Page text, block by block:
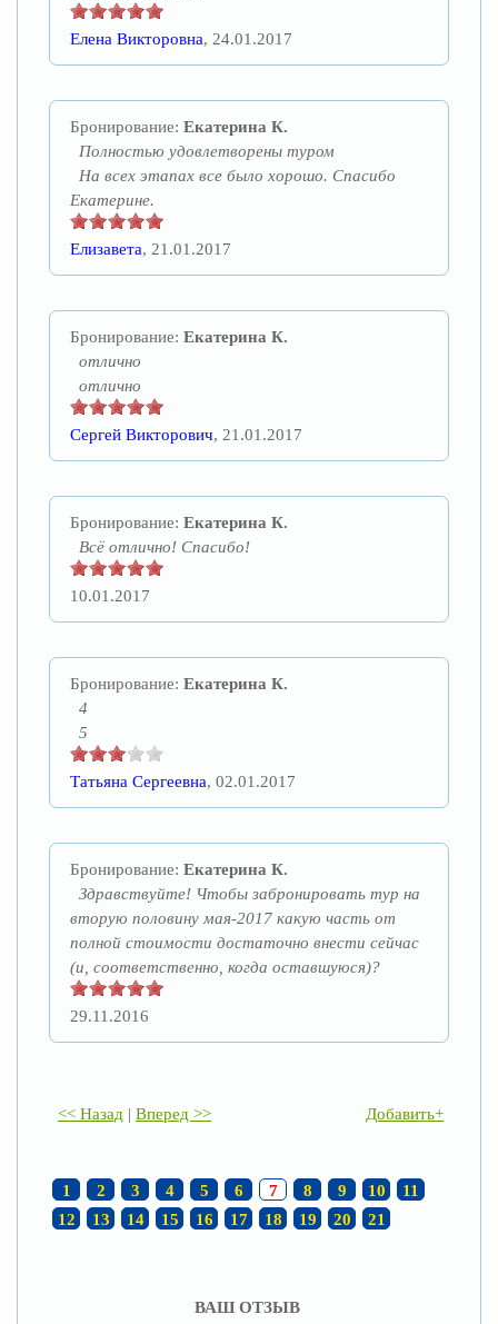
Елена Викторовна, 24.01.2017
Бронирование: Екатерина К.
Полностью удовлетворены туром
На всех этапах все было хорошо. Спасибо
Екатерине.
Елизавета, 21.01.2017
Бронирование: Екатерина К.
отлично
отлично
Сергей Викторович, 21.01.2017
Бронирование: Екатерина К.
Всё отлично! Спасибо!
10.01.2017
Бронирование: Екатерина К.
4
5
Татьяна Сергеевна, 02.01.2017
Бронирование: Екатерина К.
Здравствуйте! Чтобы забронировать тур на
вторую половину мая-2017 какую часть от
полной стоимости достаточно внести сейчас
(и, соответственно, когда оставшуюся)?
29.11.2016
<< Назад | Вперед >> Добавить+
1 2 3 4 5 6 7 8 9 10
11
12
13 14 15 16 17 18 19 20 21
ВАШ ОТЗЫВ